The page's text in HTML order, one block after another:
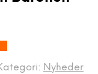
Nyheder